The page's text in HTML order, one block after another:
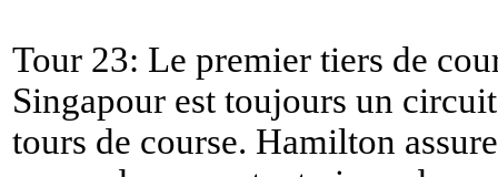
Tour 23: Le premier tiers de
Singapour est toujours un
tours de course. Hamilton